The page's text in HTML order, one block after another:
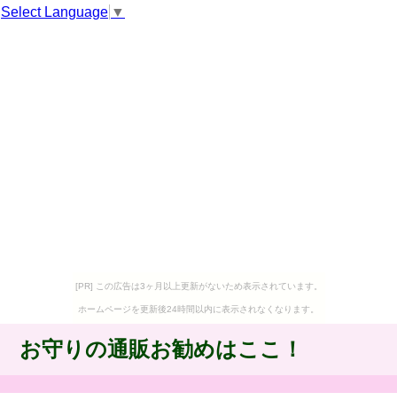
Select Language ▼
[PR] この広告は3ヶ月以上更新がないため表示されています。
ホームページを更新後24時間以内に表示されなくなります。
お守りの通販お勧めはここ！